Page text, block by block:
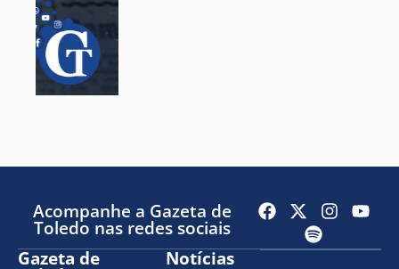
Acompanhe a Gazeta de
Toledo nas redes sociais
Gazeta de
Notícias